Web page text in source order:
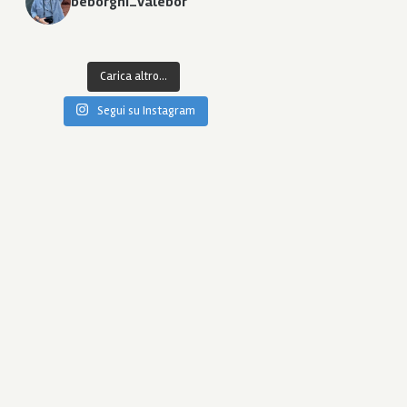
Carica altro...
Segui su Instagram